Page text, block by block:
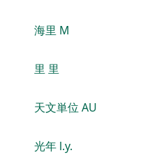
海里 M
里 里
天文単位 AU
光年 l.y.